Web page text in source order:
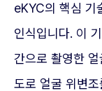
eKYC의 핵심 기
인식입니다. 이
간으로 촬영한
도로 얼굴 위변